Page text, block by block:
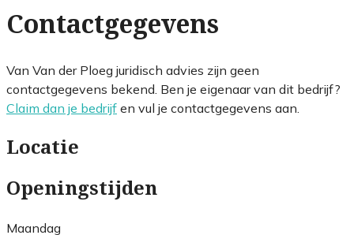
Contactgegevens
Van Van der Ploeg juridisch advies zijn geen
contactgegevens bekend. Ben je eigenaar van dit bedrijf?
Claim dan je bedrijf en vul je contactgegevens aan.
Locatie
Openingstijden
Maandag